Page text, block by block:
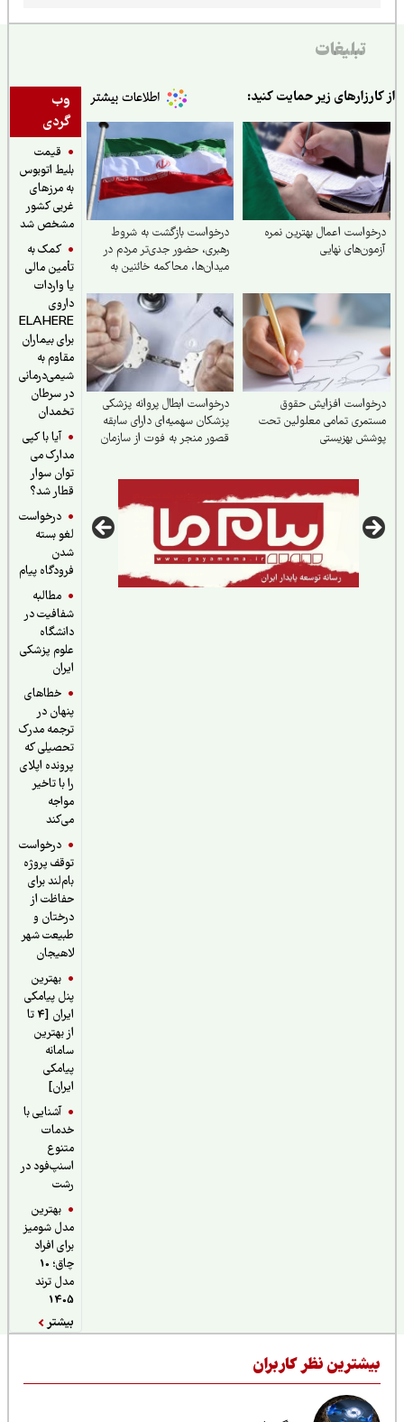
تبلیغات
وب
گردی
قیمت
بلیط اتوبوس
به مرزهای
غربی کشور
مشخص شد
کمک به
تأمین مالی
یا واردات
داروی
ELAHERE
برای بیماران
مقاوم به
شیمی‌درمانی
در سرطان
تخمدان
آیا با کپی
مدارک می
توان سوار
قطار شد؟
درخواست
لغو بسته
فرودگاه پیام
مطالبه
شفافیت در
دانشگاه
علوم پزشکی
خطاهای
پنهان در
ترجمه مدرک
تحصیلی که
پرونده اپلای
را با تاخیر
درخواست
توقف پروژه
بام‌لند برای
حفاظت از
درختان و
طبیعت شهر
لاهیجان
بهترین
پنل پیامکی
ایران [4 تا
از بهترین
سامانه
پیامکی
آشنایی با
خدمات
اسنپ‌فود در
بهترین
مدل شومیز
برای افراد
چاق؛ 10
مدل ترند
زیر حمایت کنید:
اعمال بهترین نمره
نهایی
درخواست بازگشت به شروط
رهبری، حضور جدی‌تر مردم در
میدان‌ها، محاکمه خائنین به
افزایش حقوق
تمامی معلولین تحت
بهزیستی
درخواست ابطال پروانه پزشکی
پزشکان سهمیه‌ای دارای سابقه
قصور منجر به فوت از سازمان
نظر کاربران